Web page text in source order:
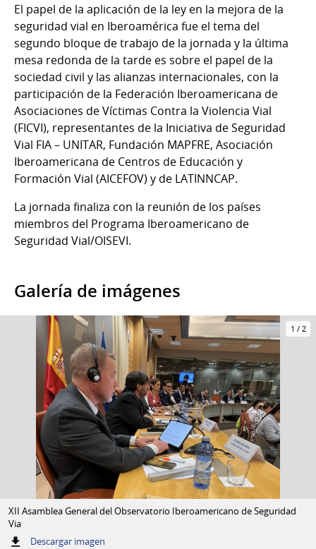
El papel de la aplicación de la ley en la mejora de la
seguridad vial en Iberoamérica fue el tema del
segundo bloque de trabajo de la jornada y la última
mesa redonda de la tarde es sobre el papel de la
sociedad civil y las alianzas internacionales, con la
participación de la Federación Iberoamericana de
Asociaciones de Víctimas Contra la Violencia Vial
(FICVI), representantes de la Iniciativa de Seguridad
Vial FIA – UNITAR, Fundación MAPFRE, Asociación
Iberoamericana de Centros de Educación y
Formación Vial (AICEFOV) y de LATINNCAP.
La jornada finaliza con la reunión de los países
miembros del Programa Iberoamericano de
Seguridad Vial/OISEVI.
Galería de imágenes
1 / 2
XII Asamblea General del Observatorio Iberoamericano de Seguridad
Via
Descargar imagen: